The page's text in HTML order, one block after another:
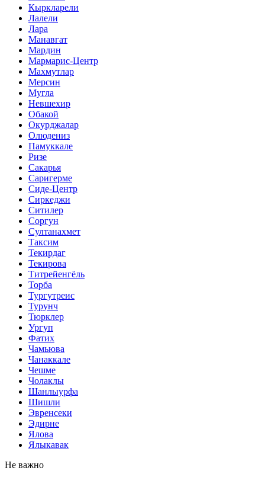
Кыркларели
Лалели
Лара
Манавгат
Мардин
Мармарис-Центр
Махмутлар
Мерсин
Мугла
Невшехир
Обакой
Окурджалар
Олюдениз
Памуккале
Ризе
Сакарья
Саригерме
Сиде-Центр
Сиркеджи
Ситилер
Соргун
Султанахмет
Таксим
Текирдаг
Текирова
Титрейенгёль
Торба
Тургутреис
Турунч
Тюрклер
Ургуп
Фатих
Чамьюва
Чанаккале
Чешме
Чолаклы
Шанлыурфа
Шишли
Эвренсеки
Эдирне
Ялова
Ялыкавак
Не важно